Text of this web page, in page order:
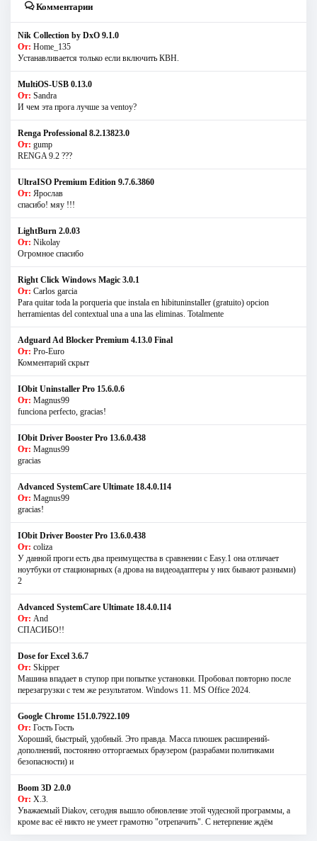
Комментарии
Nik Collection by DxO 9.1.0
От: Home_135
Устанавливается только если включить КВН.
MultiOS-USB 0.13.0
От: Sandra
И чем эта прога лучше за ventoy?
Renga Professional 8.2.13823.0
От: gump
RENGA 9.2 ???
UltraISO Premium Edition 9.7.6.3860
От: Ярослав
спасибо! мяу !!!
LightBurn 2.0.03
От: Nikolay
Огромное спасибо
Right Click Windows Magic 3.0.1
От: Carlos garcia
Para quitar toda la porqueria que instala en hibituninstaller (gratuito) opcion
herramientas del contextual una a una las eliminas. Totalmente
Adguard Ad Blocker Premium 4.13.0 Final
От: Pro-Euro
Комментарий скрыт
IObit Uninstaller Pro 15.6.0.6
От: Magnus99
funciona perfecto, gracias!
IObit Driver Booster Pro 13.6.0.438
От: Magnus99
gracias
Advanced SystemCare Ultimate 18.4.0.114
От: Magnus99
gracias!
IObit Driver Booster Pro 13.6.0.438
От: coliza
У данной проги есть два преимущества в сравнении с Easy.1 она отличает
ноутбуки от стационарных (а дрова на видеоадаптеры у них бывают разными)
2
Advanced SystemCare Ultimate 18.4.0.114
От: And
СПАСИБО!!
Dose for Excel 3.6.7
От: Skipper
Машина впадает в ступор при попытке установки. Пробовал повторно после
перезагрузки с тем же результатом. Windows 11. MS Offiсe 2024.
Google Chrome 151.0.7922.109
От: Гость Гость
Хороший, быстрый, удобный. Это правда. Масса плюшек расширений-
дополнений, постоянно отторгаемых браузером (разрабами политиками
безопасности) и
Boom 3D 2.0.0
От: Х.З.
Уважаемый Diakov, сегодня вышло обновление этой чудесной программы, а
кроме вас её никто не умеет грамотно "отрепачить". С нетерпение ждём